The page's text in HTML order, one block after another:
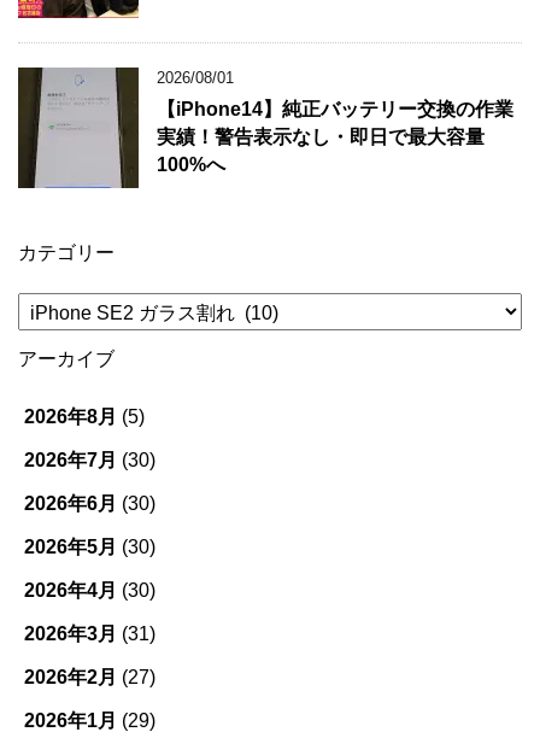
2026/08/01
【iPhone14】純正バッテリー交換の作業
実績！警告表示なし・即日で最大容量
100%へ
カテゴリー
カ
テ
ゴ
ー
アーカイブ
2026年8月 (5)
2026年7月 (30)
2026年6月 (30)
2026年5月 (30)
2026年4月 (30)
2026年3月 (31)
2026年2月 (27)
2026年1月 (29)